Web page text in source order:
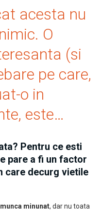
acesta nu
O
(si
pe care,
o in
este…
Pentru ce esti
pare a fi un factor
care decurg vietile
minunat, dar nu toata